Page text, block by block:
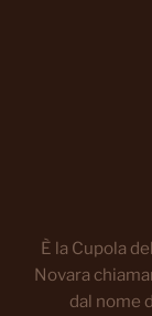
È la Cupola
Novara
dal nome